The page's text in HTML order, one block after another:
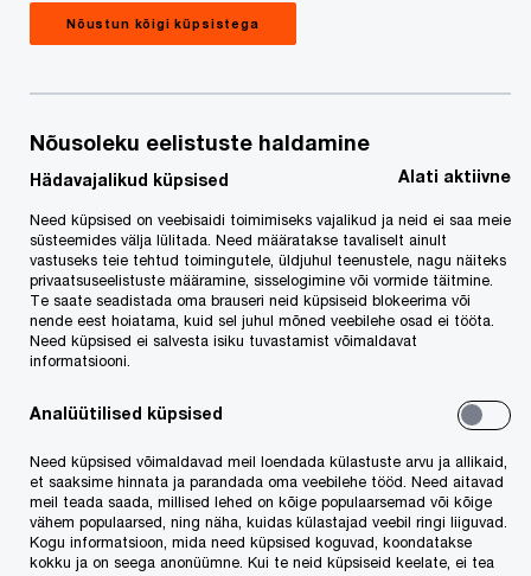
küsimusi, tagamaid ja
10. mai 2016
PwC maksuosakonna juht Hannes Lentsius
kommenteeris 10. mail Eesti Rahvusringhäälingu
kasutanud ettevõtjate nimekirja pinnalt tekkinud
küsimusi, tagamaid ja mõju Eestile. Diskussioon
keskendus offshore skeemide kasutamise
põhjustele, nende kasutamisega seotud
Nõustun kõigi küpsistega
Nõusoleku eelistuste haldamine
Hädavajalikud küpsised Alati aktiivne
Need küpsised on veebisaidi toimimiseks vajalikud ja neid ei saa meie
süsteemides välja lülitada. Need määratakse tavaliselt ainult
vastuseks teie tehtud toimingutele, üldjuhul teenustele, nagu näiteks
privaatsuseelistuste määramine, sisselogimine või vormide täitmine.
Te saate seadistada oma brauseri neid küpsiseid blokeerima või
nende eest hoiatama, kuid sel juhul mõned veebilehe osad ei tööta.
Need küpsised ei salvesta isiku tuvastamist võimaldavat
informatsiooni.
Analüütilised küpsised
Need küpsised võimaldavad meil loendada külastuste arvu ja allikaid,
et saaksime hinnata ja parandada oma veebilehe tööd. Need aitavad
meil teada saada, millised lehed on kõige populaarsemad või kõige
vähem populaarsed, ning näha, kuidas külastajad veebil ringi liiguvad.
Kogu informatsioon, mida need küpsised koguvad, koondatakse
kokku ja on seega anonüümne. Kui te neid küpsiseid keelate, ei tea